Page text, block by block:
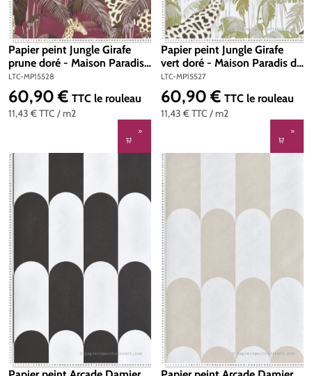
Papier peint Jungle Girafe
prune doré - Maison Paradis
de Lutèce | Réf. LTC-
MP15528
LTC-MP15528
11,43 €TTC / m2
Prix régulier :
60,90 € TTC le rouleau
Papier peint Jungle Girafe
vert doré - Maison Paradis de
Lutèce | Réf. LTC-MP15527
LTC-MP15527
11,43 €TTC / m2
Prix régulier :
60,90 € TTC le rouleau